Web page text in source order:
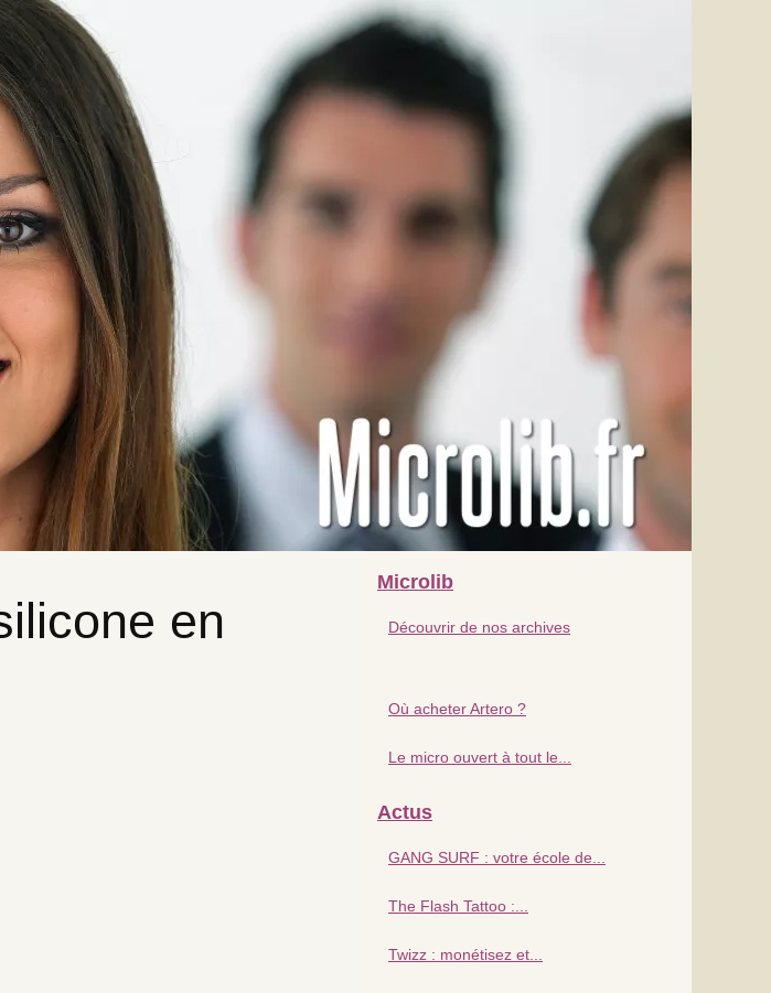
en
Microlib
Découvrir de nos archives
Où acheter Artero ?
Le micro ouvert à tout le...
Actus
GANG SURF : votre école de...
The Flash Tattoo :...
Twizz : monétisez et...